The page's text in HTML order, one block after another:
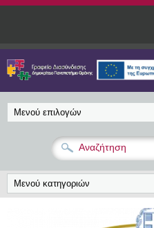
Παράκαμψη προς το κυρίως